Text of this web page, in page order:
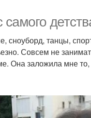
сноуборд, танцы,
Совсем не
Она заложила мне то,